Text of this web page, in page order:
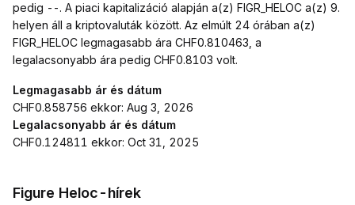
pedig --. A piaci kapitalizáció alapján a(z) FIGR_HELOC a(z) 9.
helyen áll a kriptovaluták között. Az elmúlt 24 órában a(z)
FIGR_HELOC legmagasabb ára CHF0.810463, a
legalacsonyabb ára pedig CHF0.8103 volt.
Legmagasabb ár és dátum
CHF0.858756 ekkor: Aug 3, 2026
Legalacsonyabb ár és dátum
CHF0.124811 ekkor: Oct 31, 2025
Figure Heloc-hírek